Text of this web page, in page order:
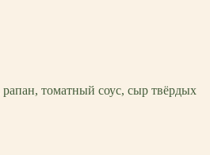
томатный соус, сыр твёрдых